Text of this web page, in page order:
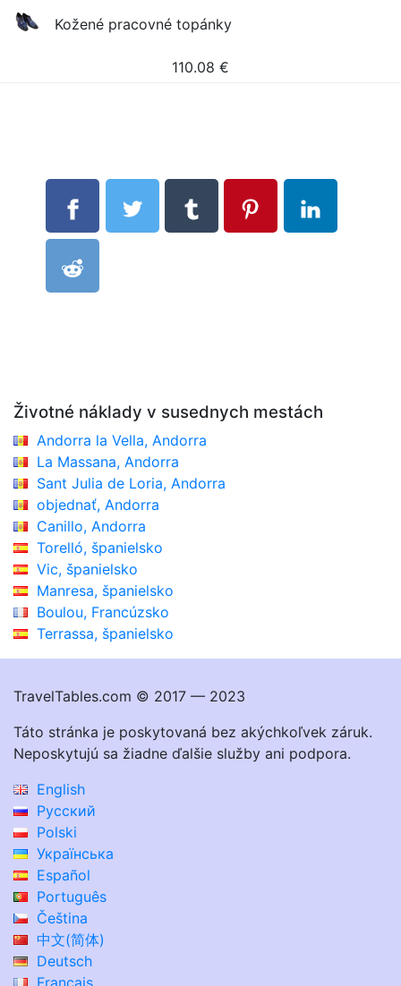
Kožené pracovné topánky
110.08 €
Životné náklady v susednych mestách
Andorra la Vella, Andorra
La Massana, Andorra
Sant Julia de Loria, Andorra
objednať, Andorra
Canillo, Andorra
Torelló, španielsko
Vic, španielsko
Manresa, španielsko
Boulou, Francúzsko
Terrassa, španielsko
TravelTables.com © 2017 — 2023
Táto stránka je poskytovaná bez akýchkoľvek záruk.
Neposkytujú sa žiadne ďalšie služby ani podpora.
English
Русский
Polski
Українська
Español
Português
Čeština
中文(简体)
Deutsch
Français